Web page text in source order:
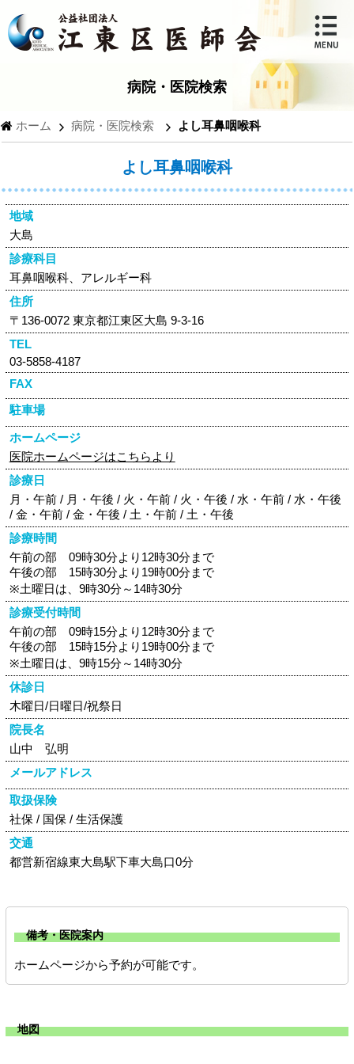
病院・医院検索
ホーム 病院・医院検索 よし耳鼻咽喉科
よし耳鼻咽喉科
地域
大島
診療科目
耳鼻咽喉科、アレルギー科
住所
〒136-0072 東京都江東区大島 9-3-16
TEL
03-5858-4187
FAX
駐車場
ホームページ
医院ホームページはこちらより
診療日
月・午前 / 月・午後 / 火・午前 / 火・午後 / 水・午前 / 水・午後
/ 金・午前 / 金・午後 / 土・午前 / 土・午後
診療時間
午前の部 09時30分より12時30分まで
午後の部 15時30分より19時00分まで
※土曜日は、9時30分～14時30分
診療受付時間
午前の部 09時15分より12時30分まで
午後の部 15時15分より19時00分まで
※土曜日は、9時15分～14時30分
休診日
木曜日/日曜日/祝祭日
院長名
山中 弘明
メールアドレス
取扱保険
社保 / 国保 / 生活保護
交通
都営新宿線東大島駅下車大島口0分
備考・医院案内
ホームページから予約が可能です。
地図